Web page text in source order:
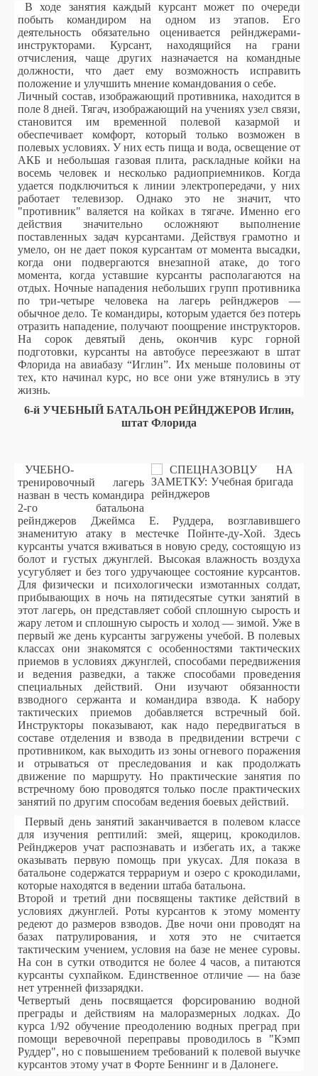
В ходе занятия каждый курсант может по очереди
побыть командиром на одном из этапов. Его
деятельность обязательно оценивается рейнджерами-
инструкторами. Курсант, находящийся на грани
отчисления, чаще других назначается на командные
должности, что дает ему возможность исправить
положение и улучшить мнение командования о себе.
Личный состав, изображающий противника, находится в
поле 8 дней. Тягач, изображающий на учениях узел связи,
становится им временной полевой казармой и
обеспечивает комфорт, который только возможен в
полевых условиях. У них есть пища и вода, освещение от
АКБ и небольшая газовая плита, раскладные койки на
восемь человек и несколько радиоприемников. Когда
удается подключиться к линии электропередачи, у них
работает телевизор. Однако это не значит, что
"противник" валяется на койках в тягаче. Именно его
действия значительно осложняют выполнение
поставленных задач курсантами. Действуя грамотно и
умело, он не дает покоя курсантам от момента высадки,
когда они подвергаются внезапной атаке, до того
момента, когда уставшие курсанты располагаются на
отдых. Ночные нападения небольших групп противника
по три-четыре человека на лагерь рейнджеров —
обычное дело. Те командиры, которым удается без потерь
отразить нападение, получают поощрение инструкторов.
На сорок девятый день, окончив курс горной
подготовки, курсанты на автобусе переезжают в штат
Флорида на авиабазу “Иглин”. Их меньше половины от
тех, кто начинал курс, но все они уже втянулись в эту
жизнь.
6-й УЧЕБНЫЙ БАТАЛЬОН РЕЙНДЖЕРОВ Иглин,
штат Флорида
УЧЕБНО-
тренировочный лагерь
назван в честь командира
2-го батальона
рейнджеров Джеймса Е. Руддера, возглавившего
знаменитую атаку в местечке Пойнте-ду-Хой. Здесь
курсанты учатся вживаться в новую среду, состоящую из
болот и густых джунглей. Высокая влажность воздуха
усугубляет и без того удручающее состояние курсантов.
Для физически и психологически измотанных солдат,
прибывающих в ночь на пятидесятые сутки занятий в
этот лагерь, он представляет собой сплошную сырость и
жару летом и сплошную сырость и холод — зимой. Уже в
первый же день курсанты загружены учебой. В полевых
классах они знакомятся с особенностями тактических
приемов в условиях джунглей, способами передвижения
и ведения разведки, а также способами проведения
специальных действий. Они изучают обязанности
взводного сержанта и командира взвода. К набору
тактических приемов добавляется встречный бой.
Инструкторы показывают, как надо передвигаться в
составе отделения и взвода в предвидении встречи с
противником, как выходить из зоны огневого поражения
и отрываться от преследования и как продолжать
движение по маршруту. Но практические занятия по
встречному бою проводятся только после практических
занятий по другим способам ведения боевых действий.
Первый день занятий заканчивается в полевом классе
для изучения рептилий: змей, ящериц, крокодилов.
Рейнджеров учат распознавать и избегать их, а также
оказывать первую помощь при укусах. Для показа в
батальоне содержатся террариум и озеро с крокодилами,
которые находятся в ведении штаба батальона.
Второй и третий дни посвящены тактике действий в
условиях джунглей. Роты курсантов к этому моменту
редеют до размеров взводов. Две ночи они проводят на
базах патрулирования, и хотя это не считается
тактическим учением, условия на базе не менее суровы.
На сон в сутки отводится не более 4 часов, а питаются
курсанты сухпайком. Единственное отличие — на базе
нет утренней физзарядки.
Четвертый день посвящается форсированию водной
преграды и действиям на малоразмерных лодках. До
курса 1/92 обучение преодолению водных преград при
помощи веревочной переправы проводилось в "Кэмп
Руддер", но с повышением требований к полевой выучке
курсантов этому учат в Форте Беннинг и в Далонеге.